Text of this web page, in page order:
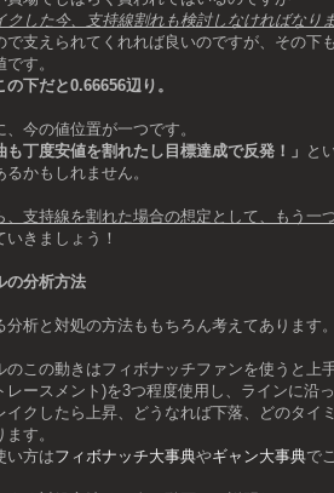
クした今、支持線割れも検討しなければなりま
で支えられてくれれば良いのですが、その下も
す。
下だと0.66656辺り。
、今の値位置が一つです。
も丁度安値を割れたし目標達成で反発！」
と
かもしれません。
、支持線を割れた場合の想定として、もう一
きましょう！
の分析方法
分析と対処の方法ももちろん考えてあります。
のこの動きはフィボナッチファンを使うと上
レースメント)を3つ程度使用し、ラインに沿
イクしたら上昇、どうなれば下落、どのタイ
す。
い方はフィボナッチ大事典やギャン大事典で